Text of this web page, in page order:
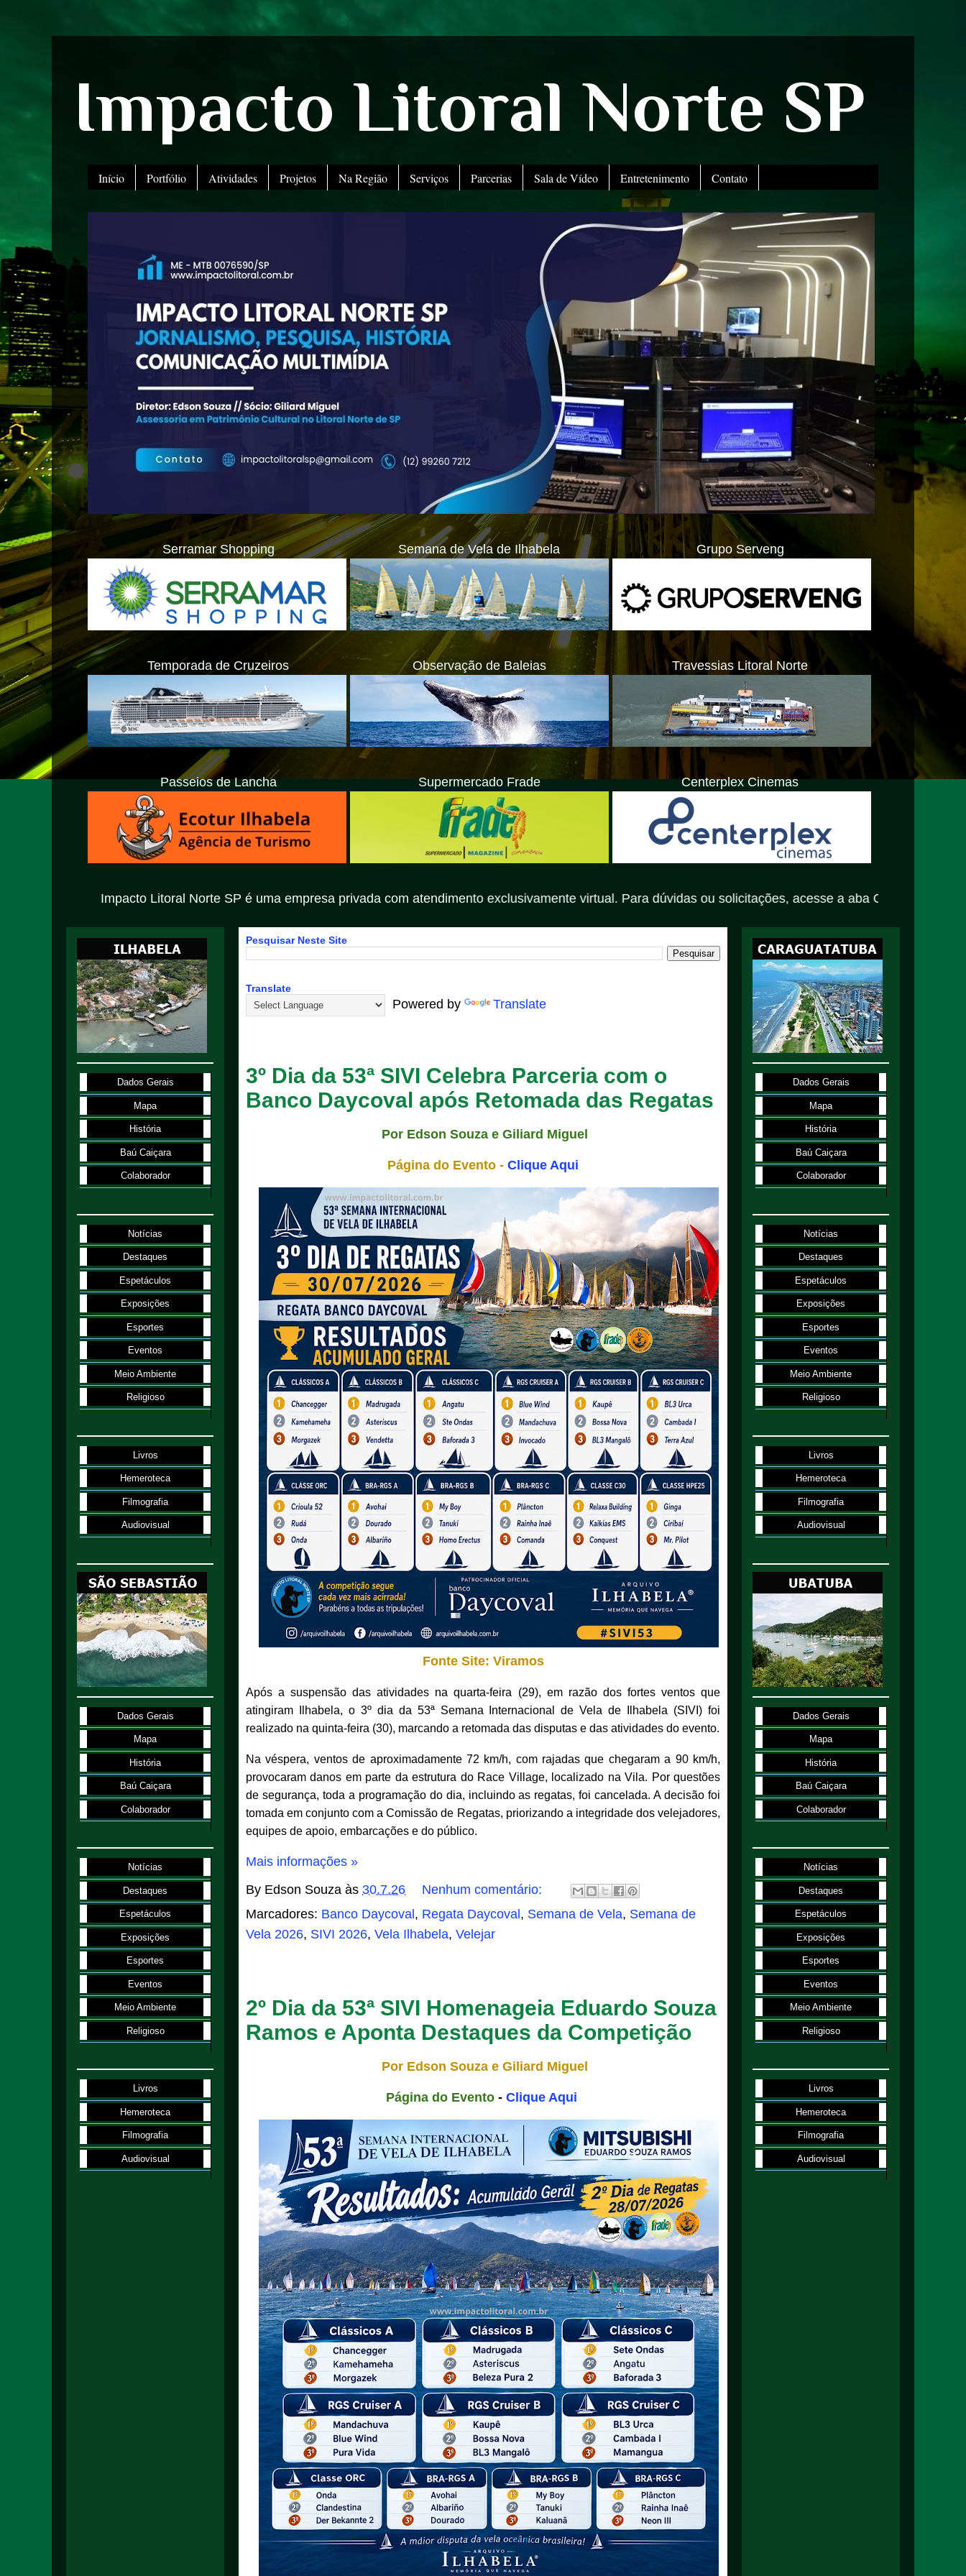
Impacto Litoral Norte SP
Início Portfólio Atividades Projetos Na Região Serviços Parcerias Sala de Vídeo Entretenimento Contato
Serramar Shopping Semana de Vela de Ilhabela Grupo Serveng
Temporada de Cruzeiros Observação de Baleias Travessias Litoral Norte
Passeios de Lancha Supermercado Frade Centerplex Cinemas
Impacto Litoral Norte SP é uma empresa privada com atendimento exclusivamente virtual. Para dúvidas ou solicitações, acesse a aba Contato neste site oficial.
Pesquisar Neste Site
Translate
Powered by Translate
3º Dia da 53ª SIVI Celebra Parceria com o
Banco Daycoval após Retomada das Regatas
Por Edson Souza e Giliard Miguel
Página do Evento - Clique Aqui
Fonte Site: Viramos
Após a suspensão das atividades na quarta-feira (29), em razão dos fortes ventos que
atingiram Ilhabela, o 3º dia da 53ª Semana Internacional de Vela de Ilhabela (SIVI) foi
realizado na quinta-feira (30), marcando a retomada das disputas e das atividades do evento.
Na véspera, ventos de aproximadamente 72 km/h, com rajadas que chegaram a 90 km/h,
provocaram danos em parte da estrutura do Race Village, localizado na Vila. Por questões
de segurança, toda a programação do dia, incluindo as regatas, foi cancelada. A decisão foi
tomada em conjunto com a Comissão de Regatas, priorizando a integridade dos velejadores,
equipes de apoio, embarcações e do público.
Mais informações »
By Edson Souza às 30.7.26
Nenhum comentário:
Marcadores: Banco Daycoval , Regata Daycoval , Semana de Vela, Semana de
Vela 2026, SIVI 2026, Vela Ilhabela, Velejar
2º Dia da 53ª SIVI Homenageia Eduardo Souza
Ramos e Aponta Destaques da Competição
Por Edson Souza e Giliard Miguel
Página do Evento - Clique Aqui
Dados Gerais
Mapa
História
Baú Caiçara
Colaborador
Notícias
Destaques
Espetáculos
Exposições
Esportes
Eventos
Meio Ambiente
Religioso
Livros
Hemeroteca
Filmografia
Audiovisual
Dados Gerais
Mapa
História
Baú Caiçara
Colaborador
Notícias
Destaques
Espetáculos
Exposições
Esportes
Eventos
Meio Ambiente
Religioso
Livros
Hemeroteca
Filmografia
Audiovisual
Dados Gerais
Mapa
História
Baú Caiçara
Colaborador
Notícias
Destaques
Espetáculos
Exposições
Esportes
Eventos
Meio Ambiente
Religioso
Livros
Hemeroteca
Filmografia
Audiovisual
Dados Gerais
Mapa
História
Baú Caiçara
Colaborador
Notícias
Destaques
Espetáculos
Exposições
Esportes
Eventos
Meio Ambiente
Religioso
Livros
Hemeroteca
Filmografia
Audiovisual